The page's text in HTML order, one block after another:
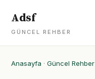
Adsf
GÜNCEL REHBER
Anasayfa · Güncel Rehber